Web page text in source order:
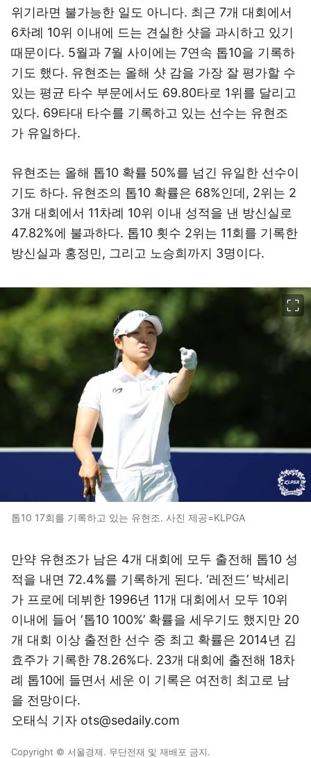
위기라면 불가능한 일도 아니다. 최근 7개 대회에서
6차례 10위 이내에 드는 견실한 샷을 과시하고 있기
때문이다. 5월과 7월 사이에는 7연속 톱10을 기록하
기도 했다. 유현조는 올해 샷 감을 가장 잘 평가할 수
있는 평균 타수 부문에서도 69.80타로 1위를 달리고
있다. 69타대 타수를 기록하고 있는 선수는 유현조
가 유일하다.
유현조는 올해 톱10 확률 50%를 넘긴 유일한 선수이
기도 하다. 유현조의 톱10 확률은 68%인데, 2위는 2
3개 대회에서 11차례 10위 이내 성적을 낸 방신실로
47.82%에 불과하다. 톱10 횟수 2위는 11회를 기록한
방신실과 홍정민, 그리고 노승희까지 3명이다.
톱10 17회를 기록하고 있는 유현조. 사진 제공=KLPGA
만약 유현조가 남은 4개 대회에 모두 출전해 톱10 성
적을 내면 72.4%를 기록하게 된다. ‘레전드’ 박세리
가 프로에 데뷔한 1996년 11개 대회에서 모두 10위
이내에 들어 ‘톱10 100%’ 확률을 세우기도 했지만 20
개 대회 이상 출전한 선수 중 최고 확률은 2014년 김
효주가 기록한 78.26%다. 23개 대회에 출전해 18차
례 톱10에 들면서 세운 이 기록은 여전히 최고로 남
을 전망이다.
오태식 기자 ots@sedaily.com
Copyright © 서울경제. 무단전재 및 재배포 금지.